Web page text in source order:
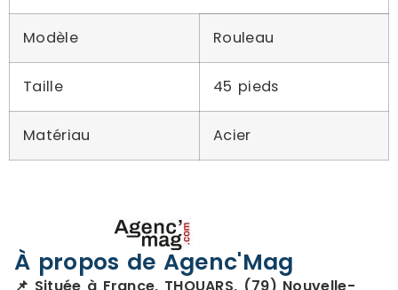
Modèle Rouleau
Taille 45 pieds
Matériau Acier
À propos de Agenc'Mag